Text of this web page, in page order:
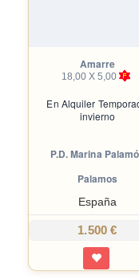
Amarre
18,00 X 5,00
En Alquiler
invierno
P.D. Marina
Palamos
España
1.500 €